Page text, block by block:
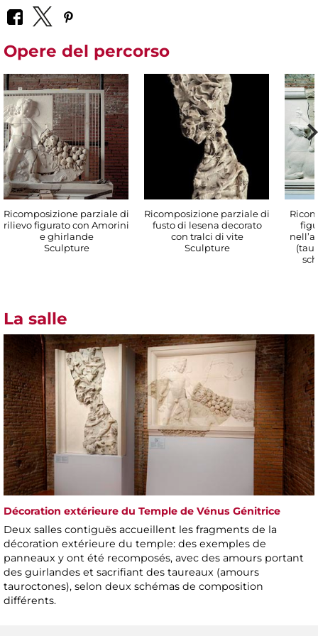
Opere del percorso
Ricomposizione parziale di
rilievo figurato con Amorini
e ghirlande
Sculpture
Ricomposizione parziale di
fusto di lesena decorato
con tralci di vite
Sculpture
La salle
Décoration extérieure du Temple de Vénus Génitrice
Deux salles contiguës accueillent les fragments de la
décoration extérieure du temple: des exemples de
panneaux y ont été recomposés, avec des amours portant
des guirlandes et sacrifiant des taureaux (amours
tauroctones), selon deux schémas de composition
différents.